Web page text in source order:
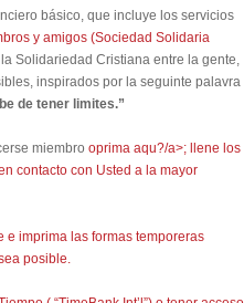
básico, que incluye los servicios
y amigos (Sociedad Solidaria
Solidariedad Cristiana entre la gente,
inspirados por la seguinte palavra
de tener limites.”
miembro oprima aqu?/a>; llene los
contacto con Usted a la mayor
e imprima las formas temporeras
posible.